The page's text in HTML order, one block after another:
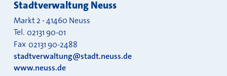
Stadtverwaltung Neuss
Markt 2-41460 Neuss
Tel. 02131 90-01
Fax 02131 90-2488
stadtverwaltung@stadt.neuss.de
www.neuss.de